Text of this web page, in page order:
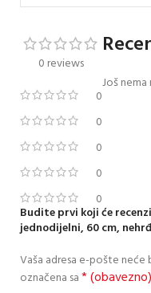
0 reviews
0
0
0
0
0
Još
Budite prvi koji će
jednodijelni, 60 cm,
Vaša adresa e-pošte neće
označena sa* (obavezno)